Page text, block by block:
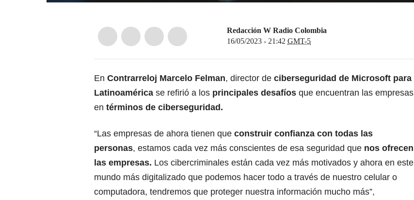
Redacción W Radio Colombia
16/05/2023 - 21:42 GMT-5
En Contrarreloj Marcelo Felman, director de ciberseguridad de Microsoft para
Latinoamérica se refirió a los principales desafíos que encuentran las empresas
en términos de ciberseguridad.
“Las empresas de ahora tienen que construir confianza con todas las
personas, estamos cada vez más conscientes de esa seguridad que nos ofrecen
las empresas. Los cibercriminales están cada vez más motivados y ahora en este
mundo más digitalizado que podemos hacer todo a través de nuestro celular o
computadora, tendremos que proteger nuestra información mucho más”,